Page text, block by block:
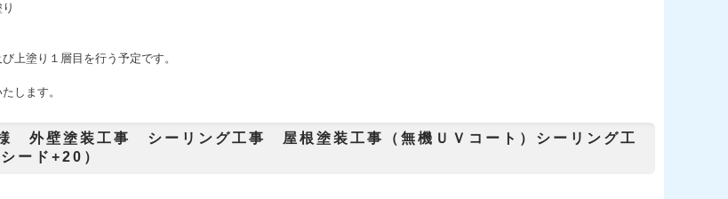
上塗り１層目を行う予定です。
します。
外壁塗装工事 シーリング工事 屋根塗装工事（無機ＵＶコート）シーリング工
ード+20）